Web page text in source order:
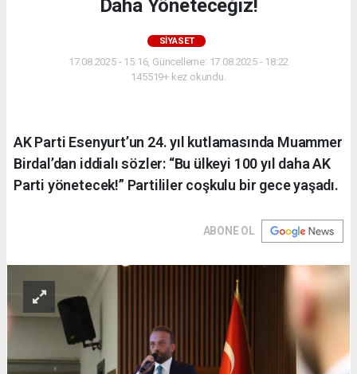
Daha Yöneteceğiz!
SIYASET
17.08.2025 - 15:16, Güncelleme: 17.08.2025 - 18:22
145519+ kez okundu.
AK Parti Esenyurt’un 24. yıl kutlamasında Muammer
Birdal’dan iddialı sözler: “Bu ülkeyi 100 yıl daha AK
Parti yönetecek!” Partililer coşkulu bir gece yaşadı.
ABONE OL